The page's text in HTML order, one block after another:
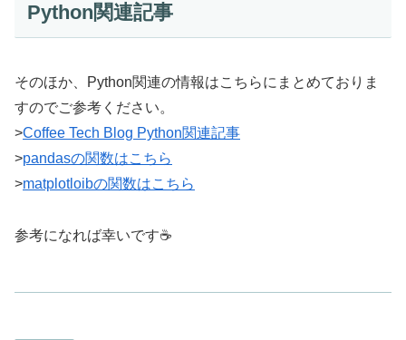
Python関連記事
そのほか、Python関連の情報はこちらにまとめておりま
すのでご参考ください。
>Coffee Tech Blog Python関連記事
>pandasの関数はこちら
>matplotloibの関数はこちら
参考になれば幸いです☕